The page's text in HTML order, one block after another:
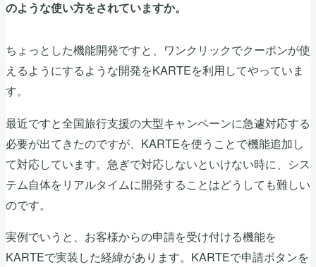
のような使い方をされていますか。
ちょっとした機能開発ですと、ワンクリックでクーポンが使
えるようにするような開発をKARTEを利用してやっていま
す。
最近ですと全国旅行支援の大型キャンペーンに急遽対応する
必要が出てきたのですが、KARTEを使うことで機能追加し
て対応しています。急ぎで対応しないといけない時に、シス
テム自体をリアルタイムに開発することはどうしても難しい
のです。
実例でいうと、お客様からの申請を受け付ける機能を
KARTEで実装した経緯があります。KARTEで申請ボタンを